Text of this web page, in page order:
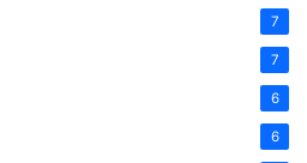
7
7
6
6